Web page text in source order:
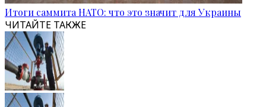
Итоги саммита НАТО: что это значит для Украины
ЧИТАЙТЕ ТАКЖЕ